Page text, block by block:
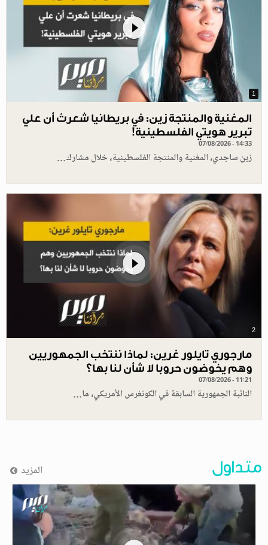
1
المغنية والمنتجة زين: في بريطانيا شعرتُ أن علي
تبرير هويتي الفلسطينية!
07/08/2026 - 14:33
زين ساجدي، المغنية والمنتجة الفلسطينية، خلال مشارك…
2
مارجوري تايلور غرين: لماذا ننتخب الجمهوريين
وهم يخوضون حروبا لا شأن لنا بها؟
07/08/2026 - 11:21
النائبة الجمهورية السابقة في الكونغرس الأمريكي، ما…
متداول المزيد